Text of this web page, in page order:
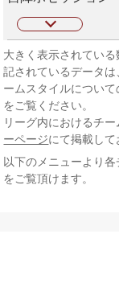
大きく表示されてい
記されているデータ
ームスタイルについて
をご覧ください。
リーグ内におけるチ
ーページにて掲載して
以下のメニューより
をご覧頂けます。